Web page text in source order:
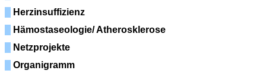
Herzinsuffizienz
Hämostaseologie/ Atherosklerose
Netzprojekte
Organigramm